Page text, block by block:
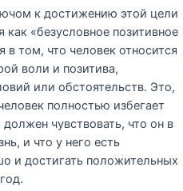
к достижению этой цели
как «безусловное позитивное
том, что человек относится
воли и позитива,
или обстоятельств. Это,
полностью избегает
чувствовать, что он в
и что у него есть
и достигать положительных